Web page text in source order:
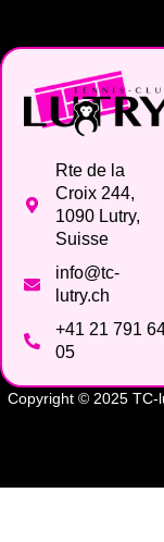
Rte de la
Croix 244,
1090 Lutry,
Suisse
info@tc-
lutry.ch
+41 21 791
05
Copyright © 2025 TC-